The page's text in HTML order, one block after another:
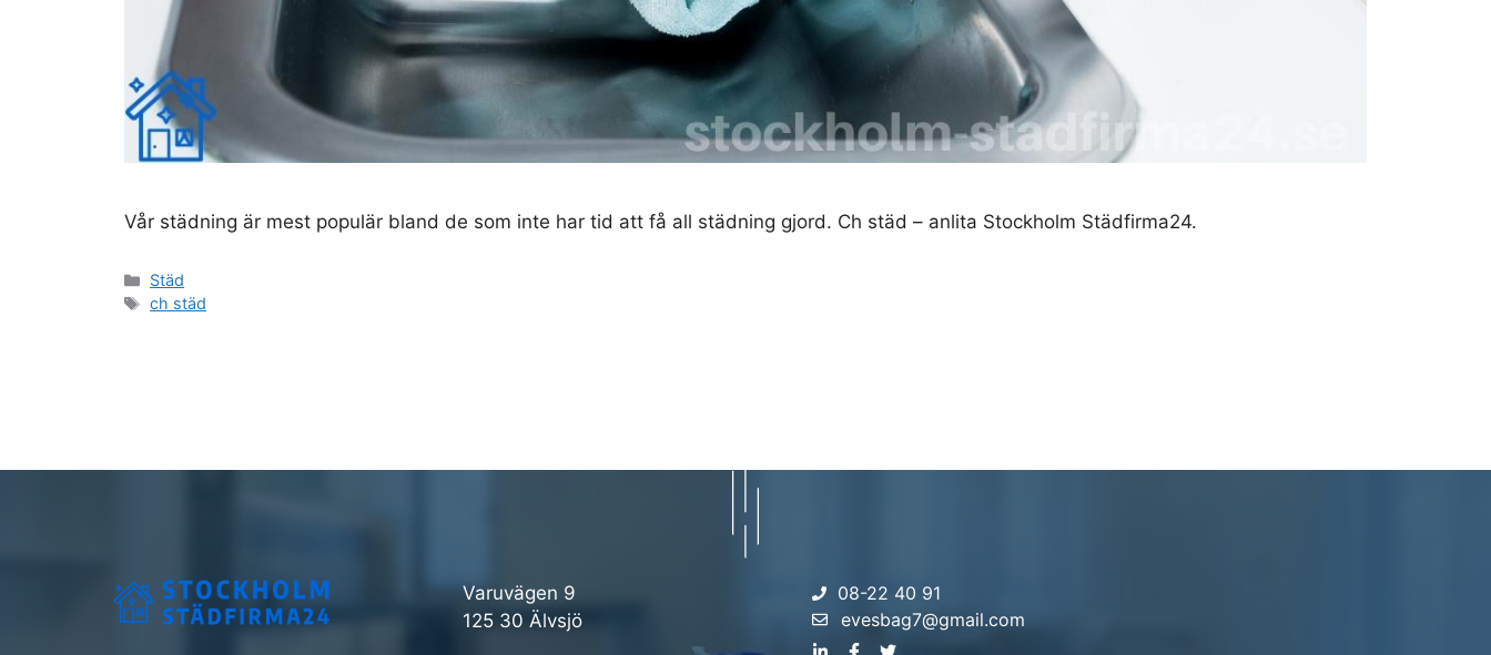
Vår städning är mest populär bland de som inte har tid att få all städning gjord. Ch städ – anlita Stockholm Städfirma24.
Kategorier
Städ
Etiketter
ch städ
Varuvägen 9
125 30 Älvsjö
08-22 40 91
evesbag7@gmail.com